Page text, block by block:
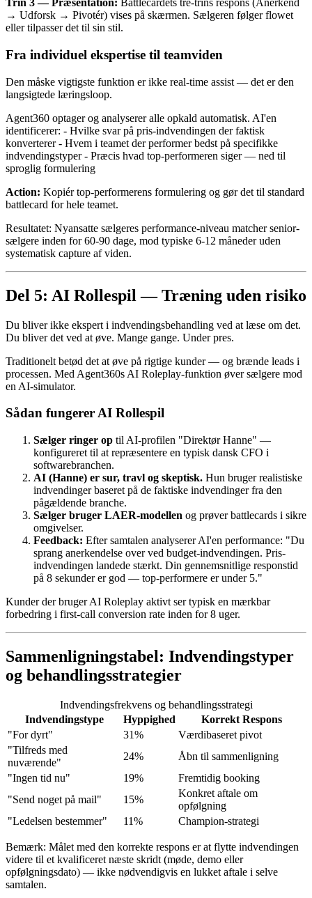
Trin 3 — Præsentation: Battlecardets tre-trins respons (Anerkend
→ Udforsk → Pivotér) vises på skærmen. Sælgeren følger flowet
eller tilpasser det til sin stil.
Fra individuel ekspertise til teamviden
Den måske vigtigste funktion er ikke real-time assist — det er den
langsigtede læringsloop.
Agent360 optager og analyserer alle opkald automatisk. AI'en
identificerer: - Hvilke svar på pris-indvendingen der faktisk
konverterer - Hvem i teamet der performer bedst på specifikke
indvendingstyper - Præcis hvad top-performeren siger — ned til
sproglig formulering
Action: Kopiér top-performerens formulering og gør det til standard
battlecard for hele teamet.
Resultatet: Nyansatte sælgeres performance-niveau matcher senior-
sælgere inden for 60-90 dage, mod typiske 6-12 måneder uden
systematisk capture af viden.
Del 5: AI Rollespil — Træning uden risiko
Du bliver ikke ekspert i indvendingsbehandling ved at læse om det.
Du bliver det ved at øve. Mange gange. Under pres.
Traditionelt betød det at øve på rigtige kunder — og brænde leads i
processen. Med Agent360s AI Roleplay-funktion øver sælgere mod
en AI-simulator.
Sådan fungerer AI Rollespil
Sælger ringer op til AI-profilen "Direktør Hanne" —
konfigureret til at repræsentere en typisk dansk CFO i
softwarebranchen.
AI (Hanne) er sur, travl og skeptisk. Hun bruger realistiske
indvendinger baseret på de faktiske indvendinger fra den
pågældende branche.
Sælger bruger LAER-modellen og prøver battlecards i sikre
omgivelser.
Feedback: Efter samtalen analyserer AI'en performance: "Du
sprang anerkendelse over ved budget-indvendingen. Pris-
indvendingen landede stærkt. Din gennemsnitlige responstid
på 8 sekunder er god — top-performere er under 5."
Kunder der bruger AI Roleplay aktivt ser typisk en mærkbar
forbedring i first-call conversion rate inden for 8 uger.
Sammenligningstabel: Indvendingstyper
og behandlingsstrategier
Indvendingsfrekvens og behandlingsstrategi
Indvendingstype
Hyppighed
Korrekt Respons
"For dyrt"
31%
Værdibaseret pivot
"Tilfreds med
nuværende"
24%
Åbn til sammenligning
"Ingen tid nu"
19%
Fremtidig booking
"Send noget på mail"
15%
Konkret aftale om
opfølgning
"Ledelsen bestemmer"
11% Champion-strategi
Bemærk: Målet med den korrekte respons er at flytte indvendingen
videre til et kvalificeret næste skridt (møde, demo eller
opfølgningsdato) — ikke nødvendigvis en lukket aftale i selve
samtalen.